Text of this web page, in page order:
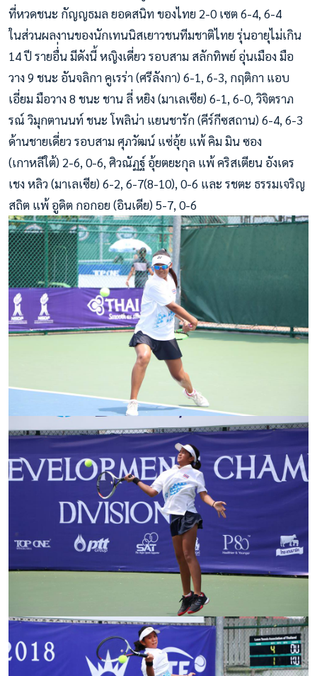
ที่หวดชนะ กัญญธมล ยอดสนิท ของไทย 2-0 เซต 6-4, 6-4
ในส่วนผลงานของนักเทนนิสเยาวชนทีมชาติไทย รุ่นอายุไม่เกิน
14 ปี รายอื่่น มีดังนี้ หญิงเดี่ยว รอบสาม สลักทิพย์ อุ่นเมือง มือ
วาง 9 ชนะ อันจลิกา คูเรร่า (ศรีลังกา) 6-1, 6-3, กฤติกา แอบ
เอี่ยม มือวาง 8 ชนะ ชาน ลี่ หยิง (มาเลเซีย) 6-1, 6-0, วิจิตราภ
รณ์ วิมุกตานนท์ ชนะ โพลิน่า แยนชารัก (คีร์กีซสถาน) 6-4, 6-3
ด้านชายเดี่ยว รอบสาม ศุภวัฒน์ แซ่อุ้ย แพ้ คิม มิน ซอง
(เกาหลีใต้) 2-6, 0-6, ศิวณัฏฐ์ อุ้ยตยะกุล แพ้ คริสเตียน อังเดร
เชง หลิว (มาเลเซีย) 6-2, 6-7(8-10), 0-6 และ รชตะ ธรรมเจริญ
สถิต แพ้ อูดิต กอกอย (อินเดีย) 5-7, 0-6